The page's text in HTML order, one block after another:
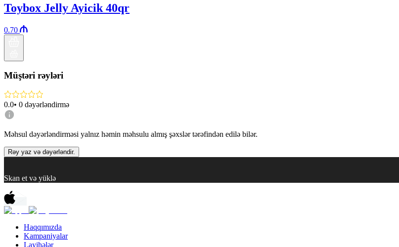
Toybox Jelly Ayicik 40qr
0.70
Müştəri rəyləri
0.0• 0 dəyərləndirmə
Məhsul dəyərləndirməsi yalnız həmin məhsulu almış şəxslər tərəfindən edilə bilər.
Rəy yaz və dəyərləndir.
Skan et və yüklə
Haqqımızda
Kampaniyalar
Layihələr